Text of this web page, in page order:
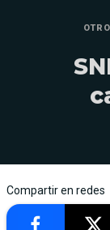
Compartir en redes